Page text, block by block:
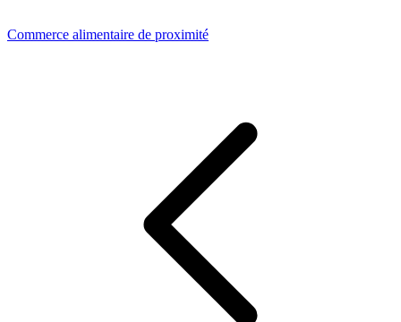
Commerce alimentaire de proximité